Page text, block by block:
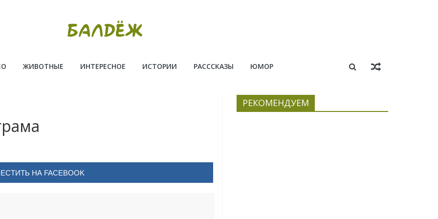
ЖИВОТНЫЕ ИНТЕРЕСНОЕ ИСТОРИИ РАСССКАЗЫ ЮМОР
НА FACEBOOK
РЕКОМЕНДУЕМ